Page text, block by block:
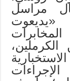
مراسل
«يديعوت